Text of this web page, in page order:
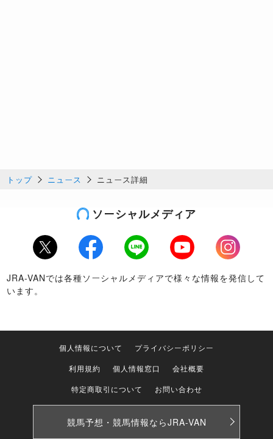
トップ ニュース ニュース詳細
ソーシャルメディア
Twitter Facebook LINE Youtube
Instagram
JRA-VANでは各種ソーシャルメディアで様々な情報を発信して
います。
個人情報について
プライバシーポリシー
利用規約
個人情報窓口
会社概要
特定商取引について
お問い合わせ
競馬予想・競馬情報ならJRA-VAN